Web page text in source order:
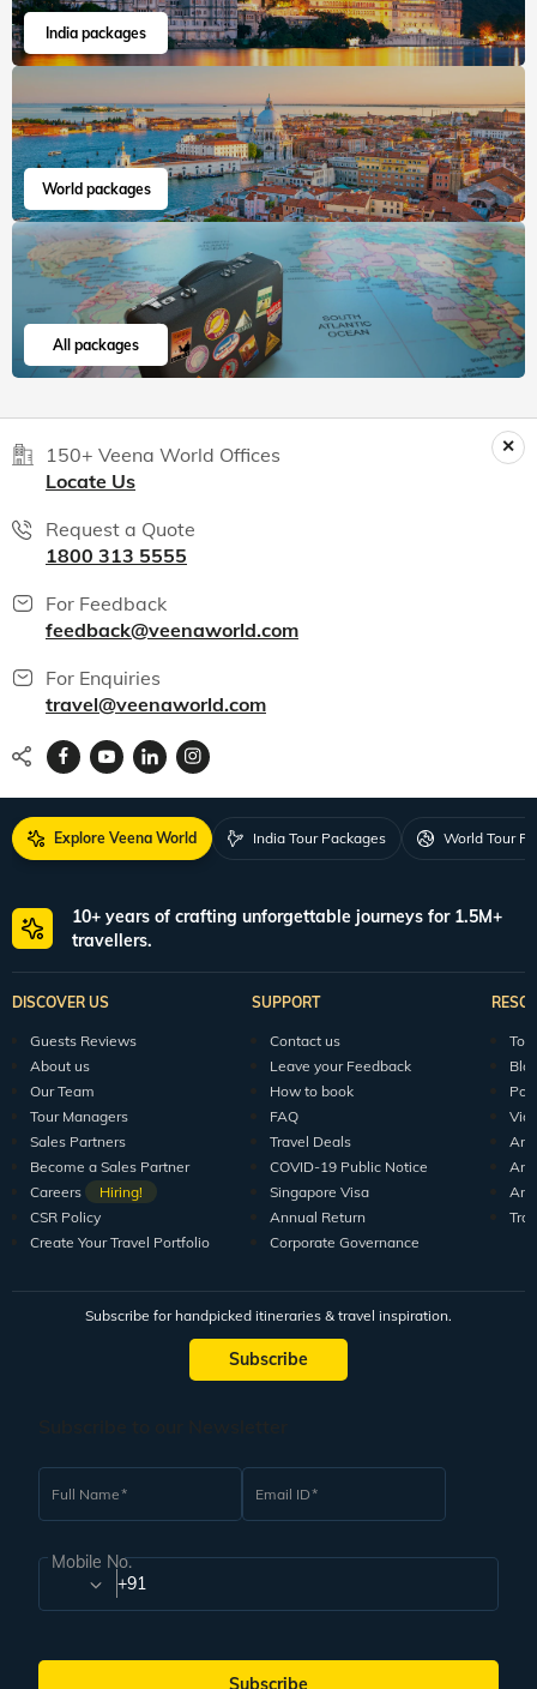
India packages
World packages
All packages
150+ Veena World Offices
Locate Us
Request a Quote
1800 313 5555
For Feedback
feedback@veenaworld.com
For Enquiries
travel@veenaworld.com
Explore Veena World India Tour Packages World Tour
10+ years of crafting unforgettable journeys for 1.5M+
travellers.
DISCOVER US
Guests Reviews
About us
Our Team
Tour Managers
Sales Partners
Become a Sales Partner
Careers
Hiring!
CSR Policy
Create Your Travel Portfolio
SUPPORT
Contact us
Leave your Feedback
How to book
FAQ
Travel Deals
COVID-19 Public Notice
Singapore Visa
Annual Return
Corporate Governance
Subscribe for handpicked itineraries & travel inspiration.
Subscribe
Full Name Email ID
Mobile No.
+91
Subscribe